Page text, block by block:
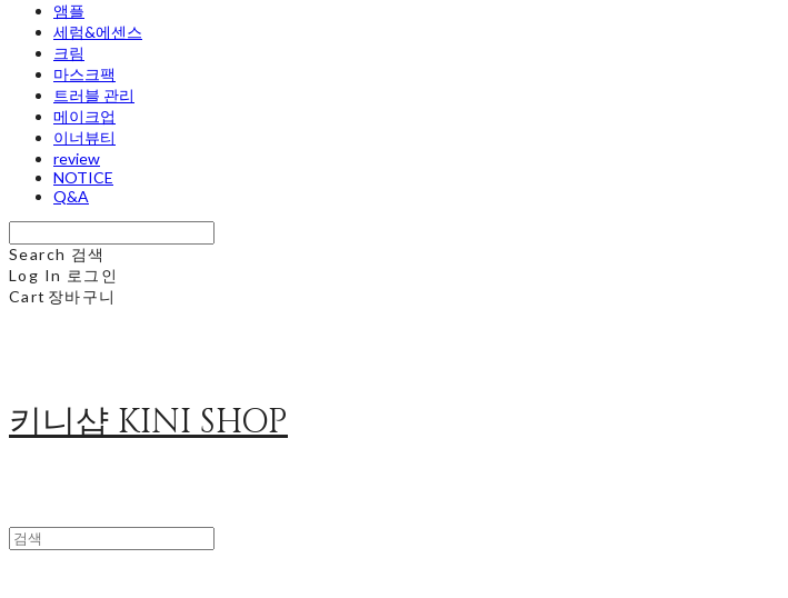
앰플
세럼&에센스
크림
마스크팩
트러블 관리
메이크업
이너뷰티
review
NOTICE
Q&A
Search 검색
Log In 로그인
Cart 장바구니
키니샵 KINI SHOP